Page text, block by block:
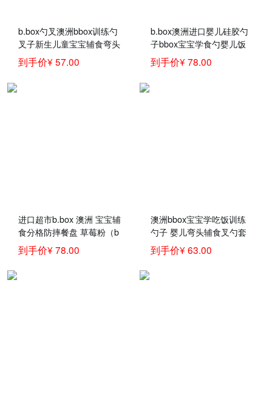
b.box勺叉澳洲bbox训练勺
叉子新生儿童宝宝辅食弯头
汤饭叉勺餐具套装 红橙色
勺叉 官方认证
到手价¥ 57.00
b.box澳洲进口婴儿硅胶勺
子bbox宝宝学食勺婴儿饭
勺儿童汤勺软勺
到手价¥ 78.00
进口超市b.box 澳洲 宝宝辅
食分格防摔餐盘 草莓粉（b
box婴儿学食碗 儿童辅食分
隔餐具）
到手价¥ 78.00
澳洲bbox宝宝学吃饭训练
勺子 婴儿弯头辅食叉勺套
装儿童餐具b.box
到手价¥ 63.00